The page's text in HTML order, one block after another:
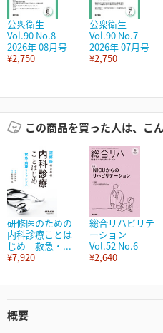
公衆衛生
Vol.90 No.8
2026年 08月号
¥2,750
公衆衛生
Vol.90 No.7
2026年 07月号
¥2,750
この商品を買った人は、こ
研修医のための
内科診療ことは
じめ 救急・...
¥7,920
総合リハビリテ
ーション
Vol.52 No.6
¥2,640
概要